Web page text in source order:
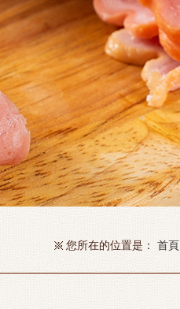
您所在的位置是： 首頁